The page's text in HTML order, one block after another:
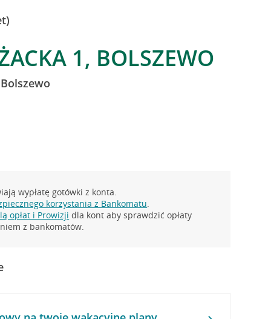
1, BOLSZEWO
wypłatę gotówki z konta.
korzystania z Bankomatu.
opłat i Prowizji dla kont aby sprawdzić opłaty
z bankomatów.